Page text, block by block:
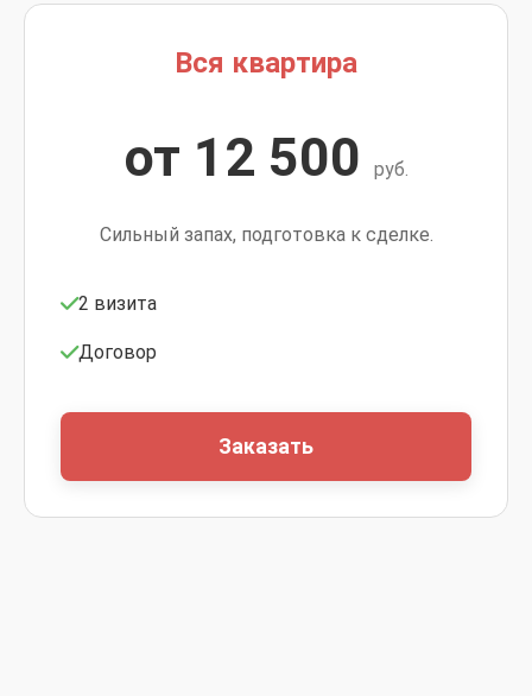
Вся квартира
от 12 500 руб.
Сильный запах, подготовка к сделке.
2 визита
Договор
Заказать